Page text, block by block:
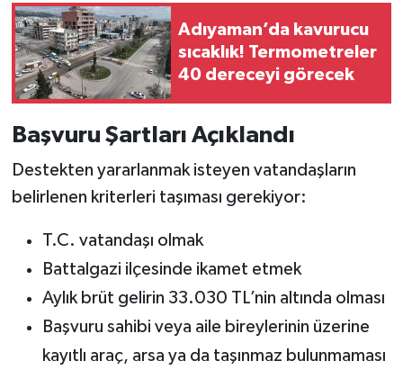
Adıyaman’da kavurucu
sıcaklık! Termometreler
40 dereceyi görecek
Başvuru Şartları Açıklandı
Destekten yararlanmak isteyen vatandaşların
belirlenen kriterleri taşıması gerekiyor:
T.C. vatandaşı olmak
Battalgazi ilçesinde ikamet etmek
Aylık brüt gelirin 33.030 TL’nin altında olması
Başvuru sahibi veya aile bireylerinin üzerine
kayıtlı araç, arsa ya da taşınmaz bulunmaması